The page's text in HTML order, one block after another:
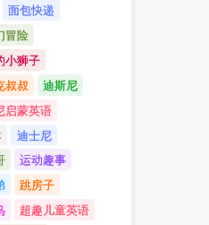
面包快递
冒险
小狮子
叔叔
迪斯尼
启蒙英语
迪士尼
运动趣事
跳房子
超趣儿童英语